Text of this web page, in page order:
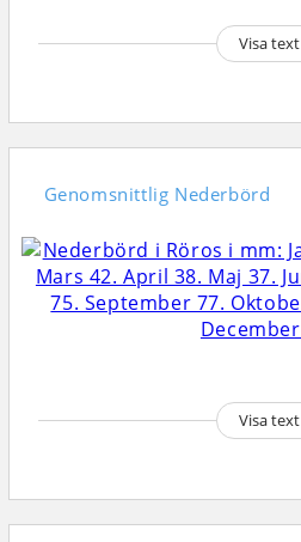
Visa text
Genomsnittlig Nederbörd
Visa text